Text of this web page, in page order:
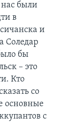
были
в
и
Соледар
бы
– это
Кто
со
основные
с